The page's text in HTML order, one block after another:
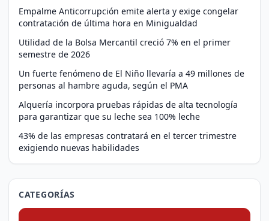
Empalme Anticorrupción emite alerta y exige congelar
contratación de última hora en Minigualdad
Utilidad de la Bolsa Mercantil creció 7% en el primer
semestre de 2026
Un fuerte fenómeno de El Niño llevaría a 49 millones de
personas al hambre aguda, según el PMA
Alquería incorpora pruebas rápidas de alta tecnología
para garantizar que su leche sea 100% leche
43% de las empresas contratará en el tercer trimestre
exigiendo nuevas habilidades
CATEGORÍAS